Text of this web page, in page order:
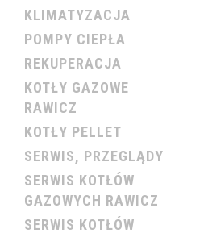
KLIMATYZACJA
POMPY CIEPŁA
REKUPERACJA
KOTŁY GAZOWE
RAWICZ
KOTŁY PELLET
SERWIS, PRZEGLĄDY
SERWIS KOTŁÓW
GAZOWYCH RAWICZ
SERWIS KOTŁÓW